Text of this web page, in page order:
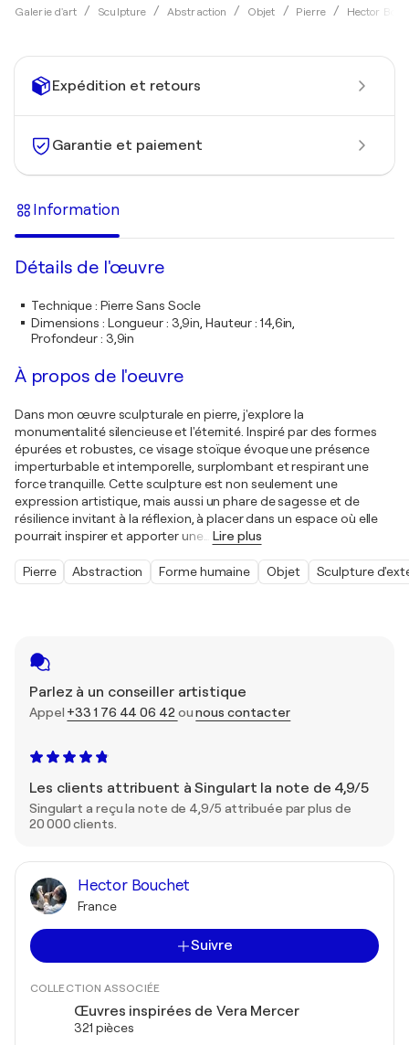
Galerie d'art Sculpture Abstraction Objet Pierre Hector
Expédition et retours
Garantie et paiement
Parlez à un conseiller artistique
Appel +33 1 76 44 06 42 ounous contacter
Les clients attribuent à Singulart la note de 4,9/5
Singulart a reçu la note de 4,9/5 attribuée par plus de
20 000 clients.
Hector Bouchet
France
Suivre
COLLECTION ASSOCIÉE
Œuvres inspirées de Vera Mercer
321 pièces
Information
Détails de l'œuvre
Technique: Pierre Sans Socle
Dimensions : Longueur : 3,9in, Hauteur : 14,6in,
Profondeur : 3,9in
À propos de l'oeuvre
Dans mon œuvre sculpturale en pierre, j'explore la
monumentalité silencieuse et l'éternité. Inspiré par des formes
épurées et robustes, ce visage stoïque évoque une présence
imperturbable et intemporelle, surplombant et respirant une
force tranquille. Cette sculpture est non seulement une
expression artistique, mais aussi un phare de sagesse et de
résilience invitant à la réflexion, à placer dans un espace où elle
pourrait inspirer et apporter une
Lire plus
Pierre Abstraction Forme humaine Objet Sculpture